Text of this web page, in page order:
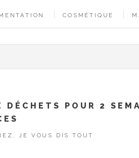
COSMÉTIQUE
DÉCHETS POUR 2
JE VOUS DIS TOUT